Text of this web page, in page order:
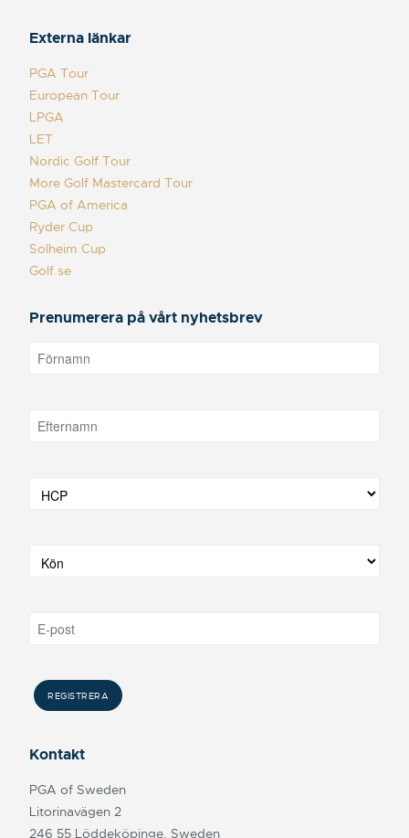
Externa länkar
PGA Tour
European Tour
LPGA
LET
Nordic Golf Tour
More Golf Mastercard Tour
PGA of America
Ryder Cup
Solheim Cup
Golf.se
Prenumerera på vårt nyhetsbrev
Kontakt
PGA of Sweden
Litorinavägen 2
246 55 Löddeköpinge, Sweden